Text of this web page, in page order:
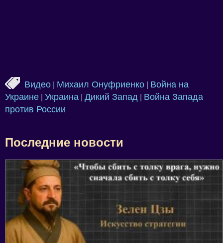
Видео Михаил Онуфриенко
Война на
Украине Украина Дикий Запад
Война Запада
против России
Последние новости